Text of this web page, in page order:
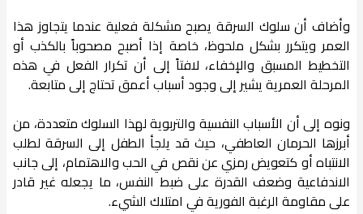
وأضاف أن سلوك السرقة يصبح مشكلة فعلية عندما يتجاوز هذا
العمر ويتكرر بشكل ملحوظ، خاصة إذا أصبح مصحوباً بالكذب أو
التخطيط المسبق والإخفاء، لافتاً إلى أن تكرار الفعل في هذه
المرحلة العمرية يشير إلى وجود أسباب أعمق تحتاج إلى متابعة.
ونوه إلى أن الأسباب النفسية والتربوية لهذا السلوك متعددة، من
أبرزها الحرمان العاطفي، حيث قد يلجأ الطفل إلى السرقة لطلب
الانتباه أو كتعويض رمزي عن نقص في الحب والاهتمام، إلى جانب
الاندفاعية وضعف القدرة على ضبط النفس، ما يجعله غير قادر
على مقاومة الرغبة الفورية في امتلاك الشيء.